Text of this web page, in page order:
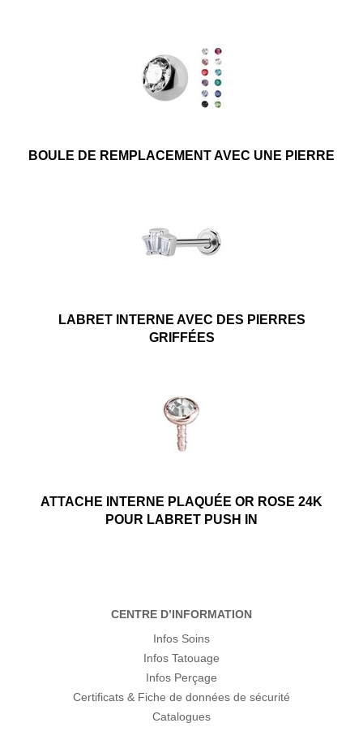
BOULE DE REMPLACEMENT AVEC UNE PIERRE
LABRET INTERNE AVEC DES PIERRES
GRIFFÉES
ATTACHE INTERNE PLAQUÉE OR ROSE 24K
POUR LABRET PUSH IN
CENTRE D’INFORMATION
Infos Soins
Infos Tatouage
Infos Perçage
Certificats & Fiche de données de sécurité
Catalogues